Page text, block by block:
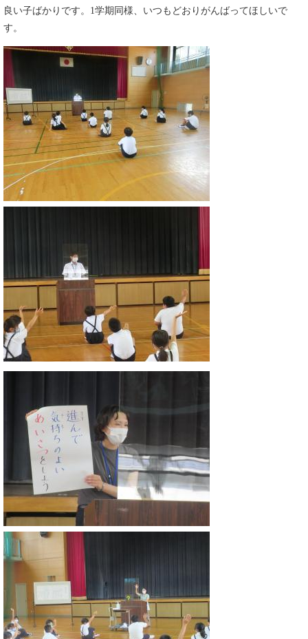
良い子ばかりです。1学期同様、いつもどおりがんばってほしいで
す。